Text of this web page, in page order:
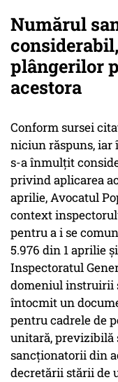
Numărul
plângerilor
acestora
Conform sursei
niciun răspuns,
s-a înmulţit
privind aplicarea
aprilie, Avocatul
context
pentru a i se
5.976 din 1 aprilie
Inspectoratul
domeniul instruirii
întocmit un
pentru cadrele de
unitară, previzibilă
sancţionatorii din
decretării stării de